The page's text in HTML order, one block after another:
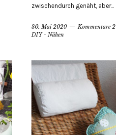
zwischendurch genäht, aber...
30. Mai 2020
Kommentare 2
DIY - Nähen